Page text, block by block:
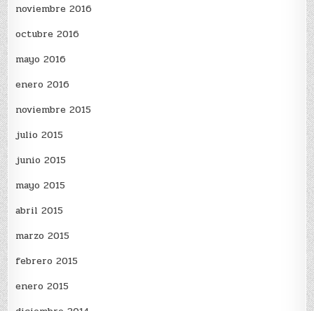
noviembre 2016
octubre 2016
mayo 2016
enero 2016
noviembre 2015
julio 2015
junio 2015
mayo 2015
abril 2015
marzo 2015
febrero 2015
enero 2015